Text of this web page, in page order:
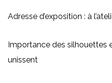
Adresse d’exposition : à
Importance des silhouettes
unissent